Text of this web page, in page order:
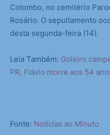
Colombo, no cemitério
Rosário. O sepultamento
desta segunda-feira (14).
Leia Também: Goleiro
PR, Flávio morre aos 54
Fonte: Notícias ao Minuto